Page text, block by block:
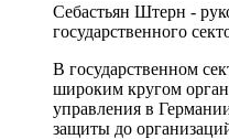
Себастьян Штерн -
государственного
В государственном
широким кругом
управления в
защиты до